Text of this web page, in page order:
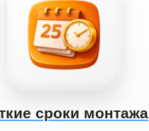
сроки монтажа